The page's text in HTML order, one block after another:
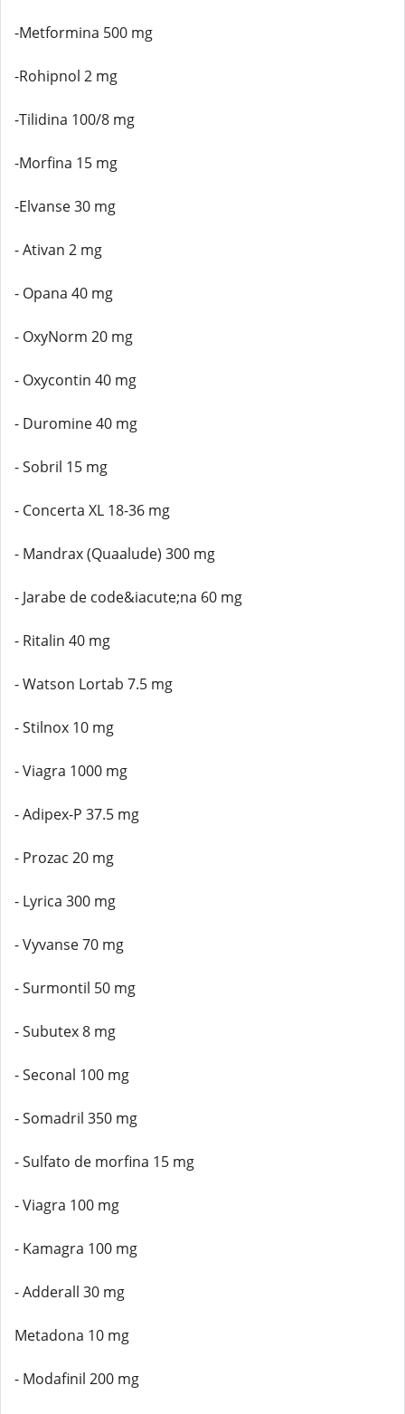
-Metformina 500 mg
-Rohipnol 2 mg
-Tilidina 100/8 mg
-Morfina 15 mg
-Elvanse 30 mg
- Ativan 2 mg
- Opana 40 mg
- OxyNorm 20 mg
- Oxycontin 40 mg
- Duromine 40 mg
- Sobril 15 mg
- Concerta XL 18-36 mg
- Mandrax (Quaalude) 300 mg
- Jarabe de code&iacute;na 60 mg
- Ritalin 40 mg
- Watson Lortab 7.5 mg
- Stilnox 10 mg
- Viagra 1000 mg
- Adipex-P 37.5 mg
- Prozac 20 mg
- Lyrica 300 mg
- Vyvanse 70 mg
- Surmontil 50 mg
- Subutex 8 mg
- Seconal 100 mg
- Somadril 350 mg
- Sulfato de morfina 15 mg
- Viagra 100 mg
- Kamagra 100 mg
- Adderall 30 mg
Metadona 10 mg
- Modafinil 200 mg